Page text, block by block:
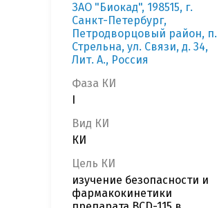
ЗАО "Биокад", 198515, г.
Санкт-Петербург,
Петродворцовый район, п.
Стрельна, ул. Связи, д. 34,
Лит. А., Россия
Фаза КИ
Вид КИ
КИ
Цель КИ
изучение безопасности и
фармакокинетики